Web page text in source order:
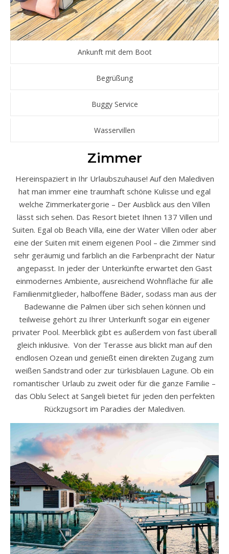
Ankunft mit dem Boot
Begrüßung
Buggy Service
Wasservillen
Zimmer
Hereinspaziert in Ihr Urlaubszuhause! Auf den Malediven
hat man immer eine traumhaft schöne Kulisse und egal
welche Zimmerkatergorie – Der Ausblick aus den Villen
lässt sich sehen. Das Resort bietet Ihnen 137 Villen und
Suiten. Egal ob Beach Villa, eine der Water Villen oder aber
eine der Suiten mit einem eigenen Pool – die Zimmer sind
sehr geräumig und farblich an die Farbenpracht der Natur
angepasst. In jeder der Unterkünfte erwartet den Gast
einmodernes Ambiente, ausreichend Wohnfläche für alle
Familienmitglieder, halboffene Bäder, sodass man aus der
Badewanne die Palmen über sich sehen können und
teilweise gehört zu Ihrer Unterkunft sogar ein eigener
privater Pool. Meerblick gibt es außerdem von fast überall
gleich inklusive. Von der Terasse aus blickt man auf den
endlosen Ozean und genießt einen direkten Zugang zum
weißen Sandstrand oder zur türkisblauen Lagune. Ob ein
romantischer Urlaub zu zweit oder für die ganze Familie –
das Oblu Select at Sangeli bietet für jeden den perfekten
Rückzugsort im Paradies der Malediven.